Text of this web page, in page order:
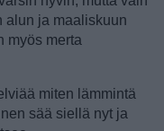
alun ja maaliskuun
myös merta
miten lämmintä
sää siellä nyt ja